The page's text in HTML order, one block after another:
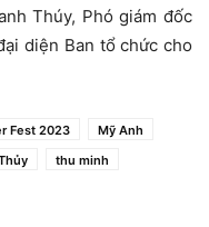
Thúy, Phó giám đốc
diện Ban tổ chức cho
Fest 2023
Mỹ Anh
thu minh